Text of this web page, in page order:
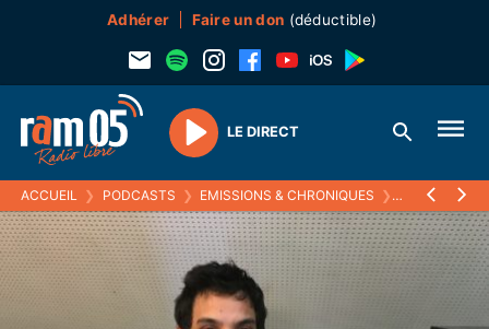
Adhérer Faire un don (déductible)
Play
LE DIRECT
ACCUEIL ❯ PODCASTS ❯ EMISSIONS & CHRONIQUES ❯ MOMENTS